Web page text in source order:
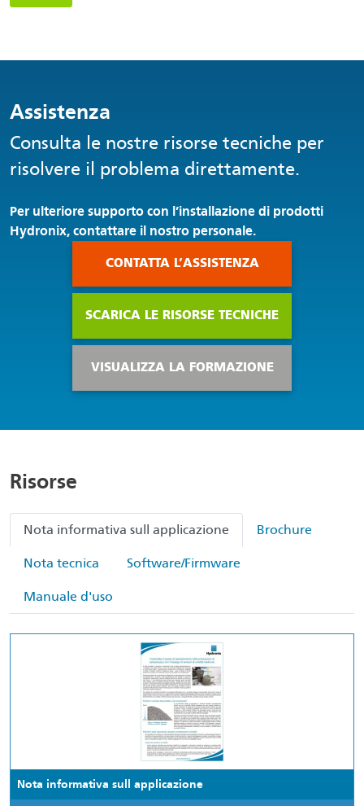
Assistenza
Consulta le nostre risorse tecniche per
risolvere il problema direttamente.
Per ulteriore supporto con l’installazione di prodotti
Hydronix, contattare il nostro personale.
CONTATTA L’ASSISTENZA
SCARICA LE RISORSE TECNICHE
VISUALIZZA LA FORMAZIONE
Risorse
Nota informativa sull applicazione Brochure
Nota tecnica Software/Firmware
Manuale d'uso
Nota informativa sull applicazione